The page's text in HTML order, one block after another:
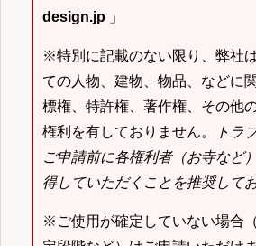
design.jp 」
※特別に記載のない限り、弊社
ての人物、建物、物品、などに
標権、特許権、著作権、その他
権利を有しておりません。
トラ
ご申請前に各権利者（お寺など
得していただくことを推奨して
※ご使用が確定していない場合